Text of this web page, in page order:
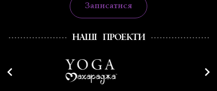
Записатися
НАШІ ПРОЕКТИ